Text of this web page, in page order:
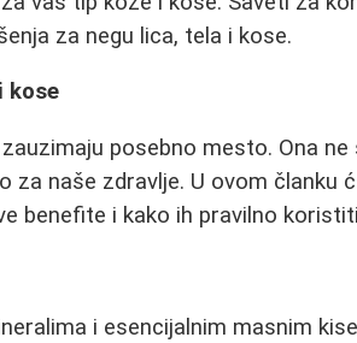
za negu lica, tela i kose.
kose
posebno mesto. Ona ne
za naše zdravlje. U ovom članku
benefite i kako ih pravilno
i esencijalnim masnim